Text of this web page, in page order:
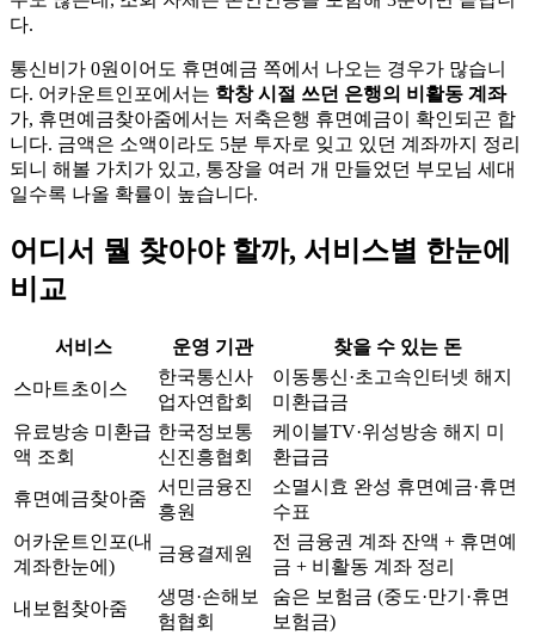
다.
통신비가 0원이어도 휴면예금 쪽에서 나오는 경우가 많습니
다. 어카운트인포에서는 학창 시절 쓰던 은행의 비활동 계좌
가, 휴면예금찾아줌에서는 저축은행 휴면예금이 확인되곤 합
니다. 금액은 소액이라도 5분 투자로 잊고 있던 계좌까지 정리
되니 해볼 가치가 있고, 통장을 여러 개 만들었던 부모님 세대
일수록 나올 확률이 높습니다.
어디서 뭘 찾아야 할까, 서비스별 한눈에
비교
서비스 운영 기관 찾을 수 있는 돈
스마트초이스
한국통신사
업자연합회
이동통신·초고속인터넷 해지
미환급금
유료방송 미환급
액 조회
한국정보통
신진흥협회
케이블TV·위성방송 해지 미
환급금
휴면예금찾아줌
서민금융진
흥원
소멸시효 완성 휴면예금·휴면
수표
어카운트인포(내
계좌한눈에)
금융결제원
전 금융권 계좌 잔액 + 휴면예
금 + 비활동 계좌 정리
내보험찾아줌
생명·손해보
험협회
숨은 보험금 (중도·만기·휴면
보험금)